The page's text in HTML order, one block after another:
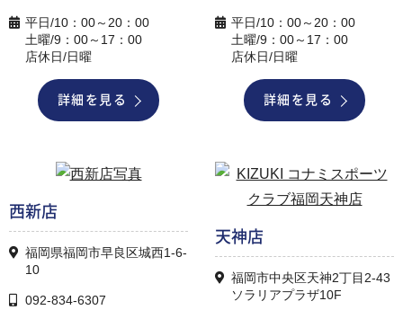
平日/10：00～20：00
土曜/9：00～17：00
店休日/日曜
詳細を見る
平日/10：00～20：00
土曜/9：00～17：00
店休日/日曜
詳細を見る
西新店
福岡県福岡市早良区城西1-6-
10
092-834-6307
天神店
福岡市中央区天神2丁目2-43
ソラリアプラザ10F